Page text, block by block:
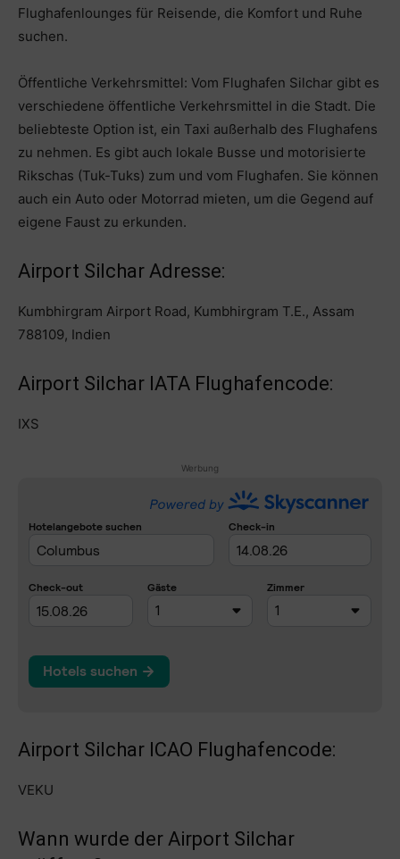
Flughafenlounges für Reisende, die Komfort und Ruhe
suchen.
Öffentliche Verkehrsmittel: Vom Flughafen Silchar gibt es
verschiedene öffentliche Verkehrsmittel in die Stadt. Die
beliebteste Option ist, ein Taxi außerhalb des Flughafens
zu nehmen. Es gibt auch lokale Busse und motorisierte
Rikschas (Tuk-Tuks) zum und vom Flughafen. Sie können
auch ein Auto oder Motorrad mieten, um die Gegend auf
eigene Faust zu erkunden.
Airport Silchar Adresse:
Kumbhirgram Airport Road, Kumbhirgram T.E., Assam
788109, Indien
Airport Silchar IATA Flughafencode:
IXS
Werbung
Airport Silchar ICAO Flughafencode:
VEKU
Wann wurde der Airport Silchar